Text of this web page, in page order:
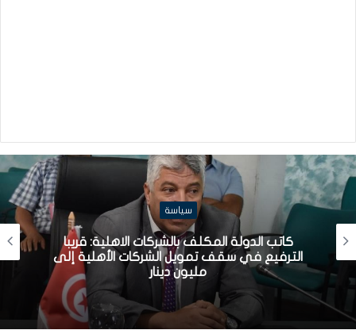
سياسة
كاتب الدولة المكلف بالشركات الاهلية: قريبا
الترفيع في سقف تمويل الشركات الأهلية إلى
مليون دينار